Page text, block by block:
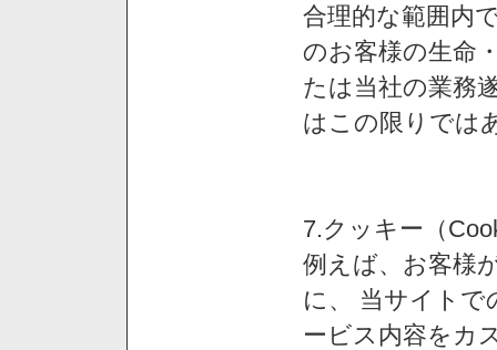
合理的な範囲内
のお客様の生命
たは当社の業務
はこの限りでは
7.クッキー（
例えば、お客様
に、 当サイトで
ービス内容をカ